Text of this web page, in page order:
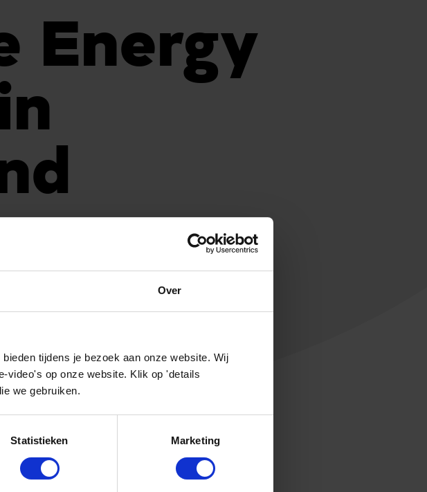
Over
tijdens je bezoek aan onze website. Wij
video's op onze website. Klik op 'details
we gebruiken.
Statistieken Marketing
Energy